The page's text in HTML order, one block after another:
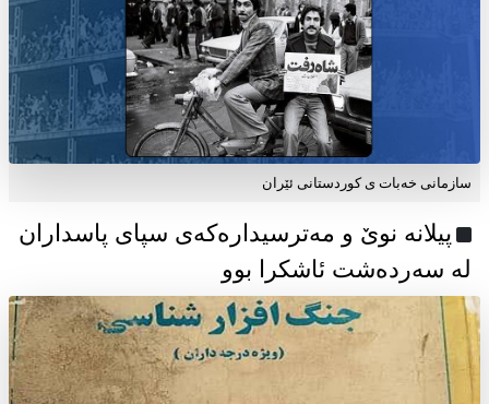
سازمانی خەبات ی كوردستانی ئێران
پیلانە نوێ و مەترسیدارەکەی سپای پاسداران
لە سەردەشت ئاشکرا بوو